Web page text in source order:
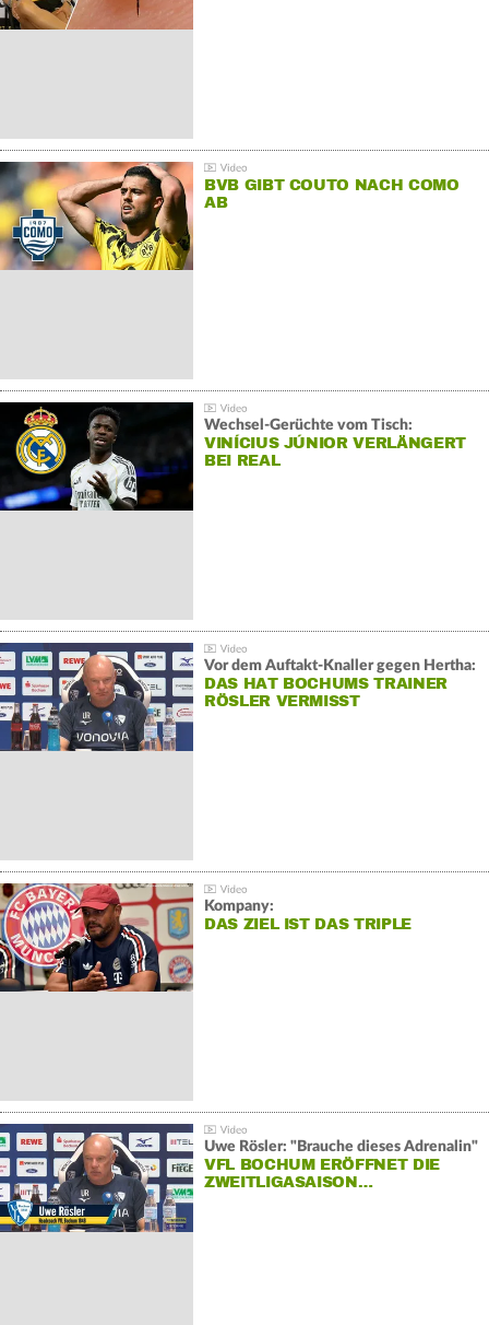
BVB GIBT COUTO NACH COMO
AB
Wechsel-Gerüchte vom Tisch:
VINÍCIUS JÚNIOR VERLÄNGERT
BEI REAL
Vor dem Auftakt-Knaller gegen Hertha:
DAS HAT BOCHUMS TRAINER
RÖSLER VERMISST
Kompany:
DAS ZIEL IST DAS TRIPLE
Uwe Rösler: "Brauche dieses Adrenalin"
VFL BOCHUM ERÖFFNET DIE
ZWEITLIGASAISON…